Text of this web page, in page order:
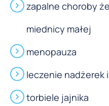
zapalne choroby
miednicy małej
menopauza
leczenie nadżerek
torbiele jajnika